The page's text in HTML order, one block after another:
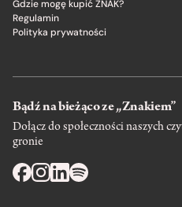
Gdzie mogę kupić ZNAK?
Regulamin
Polityka prywatności
Bądź na bieżąco ze „Znakiem”
Dołącz do społeczności naszych
gronie